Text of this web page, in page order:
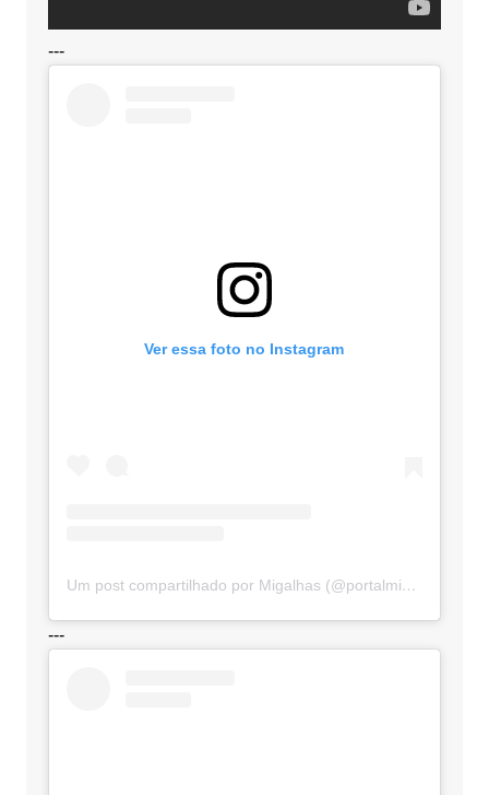
---
Ver essa foto no Instagram
Um post compartilhado por Migalhas (@portalmigalhas)
---